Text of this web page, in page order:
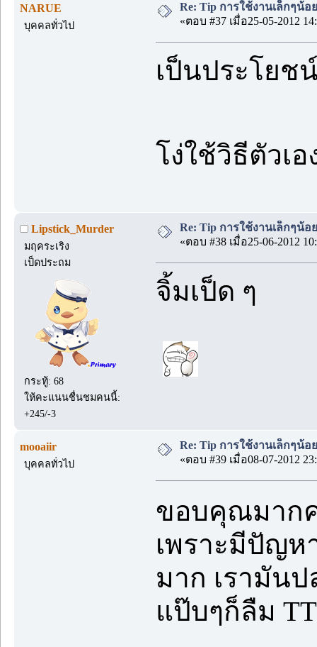
NARUE
บุคคลทั่วไป
Re: Tip การใช้งานเล็กๆน้อ
«ตอบ #37 เมื่อ25-05-2012
เป็นประโยช
โง่ใช้วิธีตัวเ
Lipstick_Murder
มฤคระเริง
เป็ดประถม
กระทู้: 68
ให้คะแนนชื่นชมคนนี้:
+245/-3
Re: Tip การใช้งานเล็กๆน้อ
«ตอบ #38 เมื่อ25-06-2012
จิ้มเป็ด ๆ
mooaiir
บุคคลทั่วไป
Re: Tip การใช้งานเล็กๆน้อ
«ตอบ #39 เมื่อ08-07-2012
ขอบคุณมาก
เพราะมีปัญห
มาก เรามันป
แป๊บๆก็ลืม